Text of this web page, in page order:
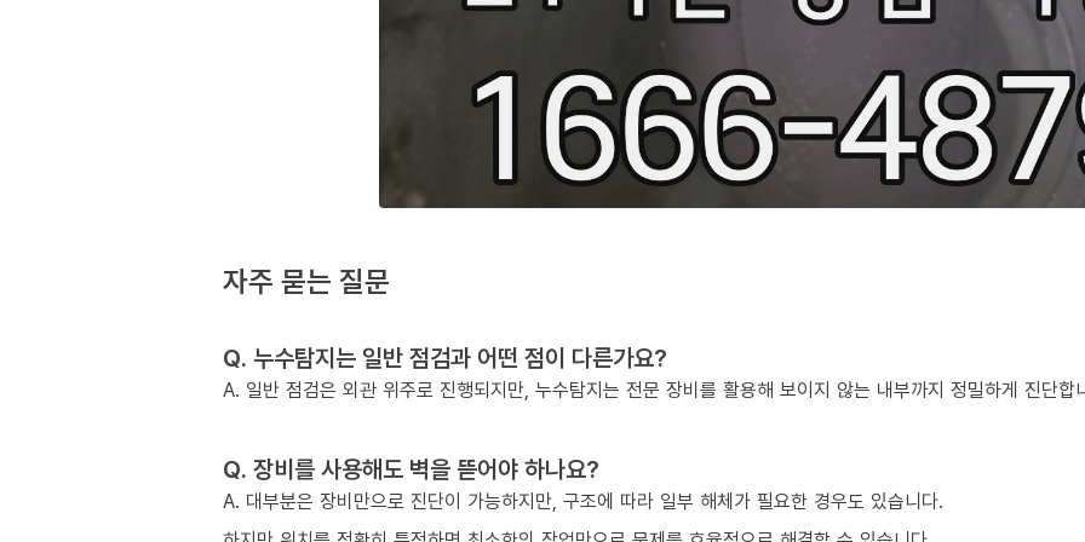
자주 묻는 질문
Q. 누수탐지는 일반 점검과 어떤 점이 다른가요?
A. 일반 점검은 외관 위주로 진행되지만, 누수탐지는 전문 장비를 활용해 보이지 않는 내부까지 정밀하게 진단합
Q. 장비를 사용해도 벽을 뜯어야 하나요?
A. 대부분은 장비만으로 진단이 가능하지만, 구조에 따라 일부 해체가 필요한 경우도 있습니다.